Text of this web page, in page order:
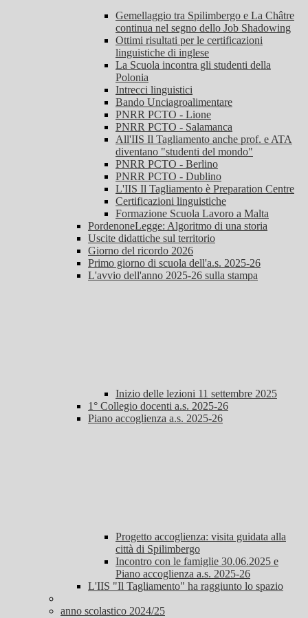
Gemellaggio tra Spilimbergo e La Châtre
continua nel segno dello Job Shadowing
Ottimi risultati per le certificazioni
linguistiche di inglese
La Scuola incontra gli studenti della
Polonia
Intrecci linguistici
Bando Unciagroalimentare
PNRR PCTO - Lione
PNRR PCTO - Salamanca
All'IIS Il Tagliamento anche prof. e ATA
diventano "studenti del mondo"
PNRR PCTO - Berlino
PNRR PCTO - Dublino
L'IIS Il Tagliamento è Preparation Centre
Certificazioni linguistiche
Formazione Scuola Lavoro a Malta
PordenoneLegge: Algoritmo di una storia
Uscite didattiche sul territorio
Giorno del ricordo 2026
Primo giorno di scuola dell'a.s. 2025-26
L'avvio dell'anno 2025-26 sulla stampa
Inizio delle lezioni 11 settembre 2025
1° Collegio docenti a.s. 2025-26
Piano accoglienza a.s. 2025-26
Progetto accoglienza: visita guidata alla
città di Spilimbergo
Incontro con le famiglie 30.06.2025 e
Piano accoglienza a.s. 2025-26
L'IIS "Il Tagliamento" ha raggiunto lo spazio
anno scolastico 2024/25